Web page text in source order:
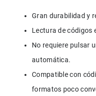
Gran durabilidad y
Lectura de códigos
No requiere pulsar
automática.
Compatible con
formatos poco